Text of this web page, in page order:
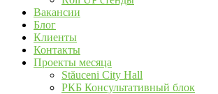
Вакансии
Блог
Клиенты
Контакты
Проекты месяца
Stăuceni City Hall
РКБ Консультативный блок